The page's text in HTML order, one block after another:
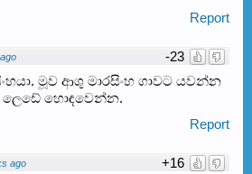
Report
-23
මූව ආශු මාරසිංහ ගාවට යවන්න
හොඳවෙන්න.
Report
+16
ago